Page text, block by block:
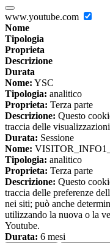
www.youtube.com
Nome
Tipologia
Proprieta
Descrizione
Durata
Nome: YSC
Tipologia: analitico
Proprieta: Terza parte
Descrizione: Questo
traccia delle
Durata: Sessione
Nome:
Tipologia: analitico
Proprieta: Terza parte
Descrizione: Questo
traccia delle preferenze
nei siti; può anche
utilizzando la nuova o la
Youtube.
Durata: 6 mesi